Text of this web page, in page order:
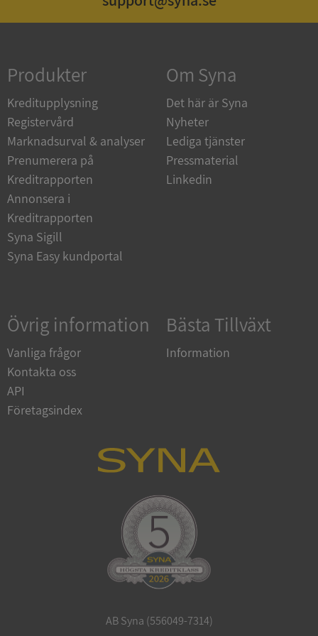
Produkter
Kreditupplysning
Registervård
Marknadsurval & analyser
Prenumerera på
Kreditrapporten
Annonsera i
Kreditrapporten
Syna Sigill
Syna Easy kundportal
Om Syna
Det här är Syna
Nyheter
Lediga tjänster
Pressmaterial
Linkedin
Övrig information
Vanliga frågor
Kontakta oss
API
Företagsindex
Bästa Tillväxt
Information
AB Syna (556049-7314)
Strikt nödvändiga kakor tillåter
och kontohantering. Webbplatsen kan inte
användas ordentligt utan strikt nödvändiga cookies.
Namn
Leverantör
Domän
__RequestVerificationToken
Microsoft
VISITOR_PRIVACY_METADATA
YouTube
ASP.NET_SessionId
Microsoft
Corporation
de.syna.se
ARRAffinity
Microsoft
Privacy Policy